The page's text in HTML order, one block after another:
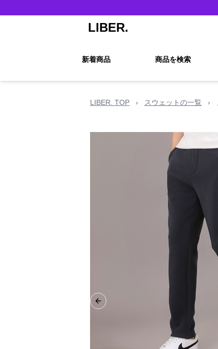
LIBER.
新着商品 商品を検索
LIBER. TOP › スウェットの一覧 ›
Previous slide